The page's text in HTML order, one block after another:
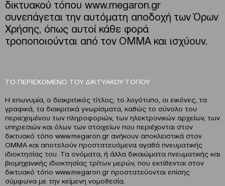
δικτυακού τόπου www.megaron.gr
συνεπάγεται την αυτόματη αποδοχή των Όρων
Χρήσης, όπως αυτοί κάθε φορά
τροποποιούνται από τον ΟΜΜΑ και ισχύουν.
ΤΟ ΠΕΡΙΕΧΟΜΕΝΟ ΤΟΥ ΔΙΚΤΥΑΚΟΥ ΤΟΠΟΥ
Η επωνυμία, ο διακριτικός τίτλος, το λογότυπο, οι εικόνες, τα
γραφικά, τα διακριτικά γνωρίσματα, καθώς το σύνολο του
περιεχομένου των πληροφοριών, των ηλεκτρονικών αρχείων, των
υπηρεσιών και όλων των στοιχείων που περιέχονται στον
δικτυακό τόπο www.megaron.gr ανήκουν αποκλειστικά στον
OMMA και αποτελούν προστατευόμενα αγαθά πνευματικής
ιδιοκτησίας του. Τα ονόματα, ή άλλα δικαιώματα πνευματικής και
βιομηχανικής ιδιοκτησίας τρίτων μερών, που εκτίθενται στον
δικτυακό τόπο www.megaron.gr προστατεύονται επίσης
σύμφωνα με την κείμενη νομοθεσία.